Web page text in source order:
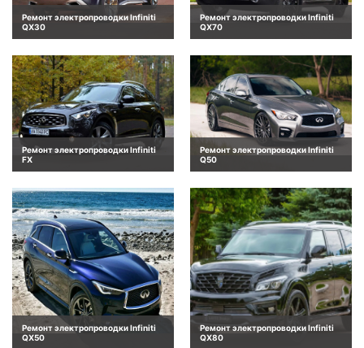
Ремонт электропроводки Infiniti
QX30
Ремонт электропроводки Infiniti
QX70
Ремонт электропроводки Infiniti
FX
Ремонт электропроводки Infiniti
Q50
Ремонт электропроводки Infiniti
QX50
Ремонт электропроводки Infiniti
QX80